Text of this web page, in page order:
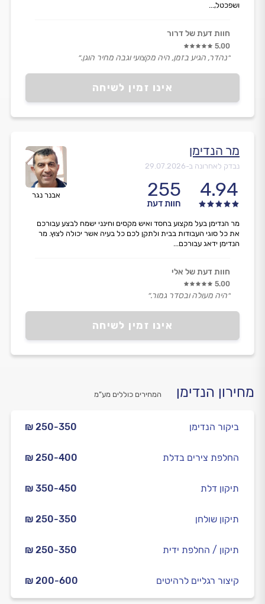
אינו זמין לשיחה
ושפכטל,...
חוות דעת של דרור
5.00
״נהדר, הגיע בזמן, היה מקצועי וגבה מחיר הוגן.״
אבנר נגר
מר הנדימן
נבדק לאחרונה ב-29.07.2026
4.94
255
חוות דעת
אינו זמין לשיחה
מר הנדימן בעל מקצוע בחסד ואיש מקסים וחינני ישמח לבצע עבורכם
את כל סוגי העבודות בבית ולתקן לכם כל בעיה אשר יכולה לצוץ. מר
הנדימן ידאג עבורכם...
חוות דעת של אלי
5.00
״היה מעולה ובסדר גמור.״
מחירון הנדימן המחירים כוללים מע”מ
₪ 250-350 ביקור הנדימן
₪ 250-400 החלפת צירים בדלת
₪ 350-450 תיקון דלת
₪ 250-350 תיקון שולחן
₪ 250-350 תיקון / החלפת ידית
₪ 200-600 קיצור רגליים לרהיטים